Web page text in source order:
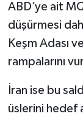
ABD’ye ait
düşürmesi
Keşm Adası
rampalarını
İran ise bu
üslerini hedef